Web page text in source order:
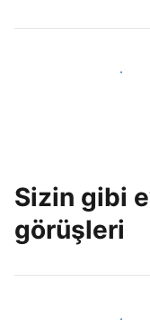
Hemen yeni
Sizin gibi
görüşleri
Tesis sahipleri